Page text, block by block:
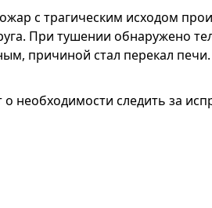
с трагическим исходом
При тушении обнаружено
причиной стал перекал
необходимости следить за